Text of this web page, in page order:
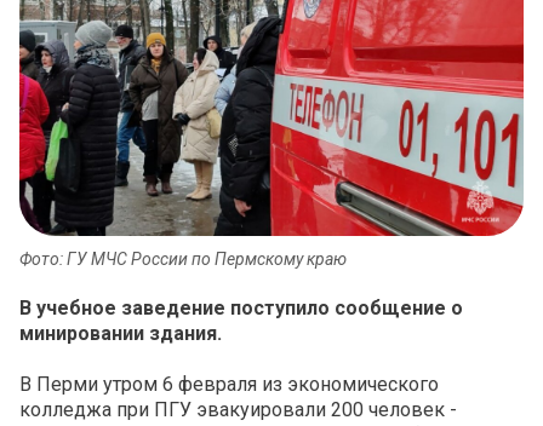
Фото: ГУ МЧС России по Пермскому краю
В учебное заведение поступило сообщение о
минировании здания.
В Перми утром 6 февраля из экономического
колледжа при ПГУ эвакуировали 200 человек -